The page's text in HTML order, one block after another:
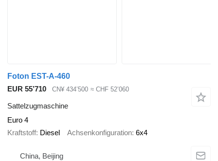
Foton EST-A-460
EUR 55’710
CN¥ 434’500 ≈ CHF 52’060
Sattelzugmaschine
Euro 4
Kraftstoff Diesel Achsenkonfiguration 6x4
China, Beijing